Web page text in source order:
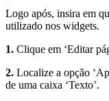
Logo após, insira em
utilizado nos widgets.
1. Clique em ‘Editar
2. Localize a opção
de uma caixa ‘Texto’.